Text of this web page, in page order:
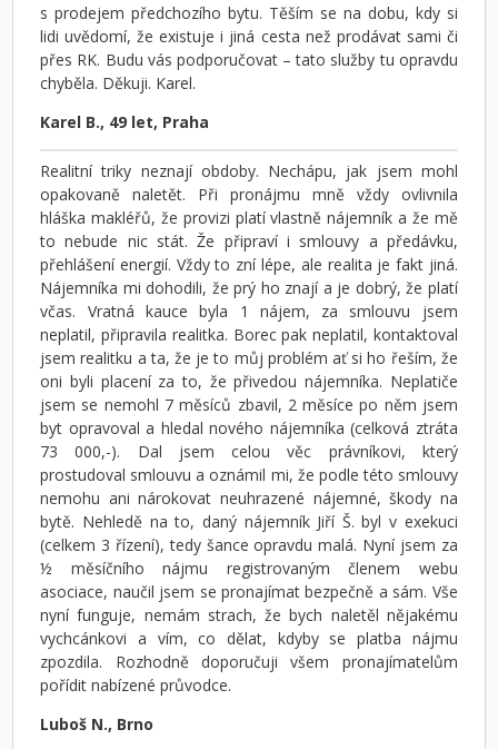
s prodejem předchozího bytu. Těším se na dobu, kdy si
lidi uvědomí, že existuje i jiná cesta než prodávat sami či
přes RK. Budu vás podporučovat – tato služby tu opravdu
chyběla. Děkuji. Karel.
Karel B., 49 let, Praha
Realitní triky neznají obdoby. Nechápu, jak jsem mohl
opakovaně naletět. Při pronájmu mně vždy ovlivnila
hláška makléřů, že provizi platí vlastně nájemník a že mě
to nebude nic stát. Že připraví i smlouvy a předávku,
přehlášení energií. Vždy to zní lépe, ale realita je fakt jiná.
Nájemníka mi dohodili, že prý ho znají a je dobrý, že platí
včas. Vratná kauce byla 1 nájem, za smlouvu jsem
neplatil, připravila realitka. Borec pak neplatil, kontaktoval
jsem realitku a ta, že je to můj problém ať si ho řeším, že
oni byli placení za to, že přivedou nájemníka. Neplatiče
jsem se nemohl 7 měsíců zbavil, 2 měsíce po něm jsem
byt opravoval a hledal nového nájemníka (celková ztráta
73 000,-). Dal jsem celou věc právníkovi, který
prostudoval smlouvu a oznámil mi, že podle této smlouvy
nemohu ani nárokovat neuhrazené nájemné, škody na
bytě. Nehledě na to, daný nájemník Jiří Š. byl v exekuci
(celkem 3 řízení), tedy šance opravdu malá. Nyní jsem za
½ měsíčního nájmu registrovaným členem webu
asociace, naučil jsem se pronajímat bezpečně a sám. Vše
nyní funguje, nemám strach, že bych naletěl nějakému
vychcánkovi a vím, co dělat, kdyby se platba nájmu
zpozdila. Rozhodně doporučuji všem pronajímatelům
pořídit nabízené průvodce.
Luboš N., Brno